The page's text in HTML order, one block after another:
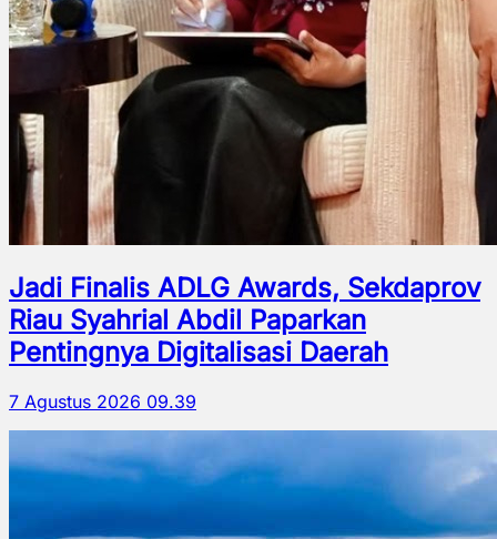
Jadi Finalis ADLG Awards, Sekdaprov
Riau Syahrial Abdil Paparkan
Pentingnya Digitalisasi Daerah
7 Agustus 2026 09.39